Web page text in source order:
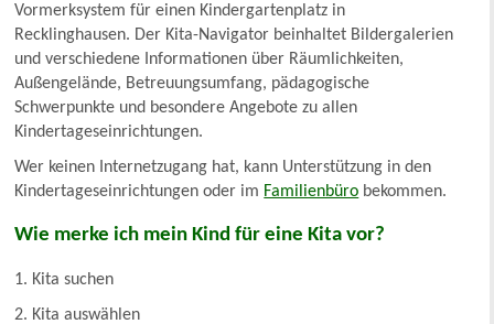
Vormerksystem für einen Kindergartenplatz in
Recklinghausen. Der Kita-Navigator beinhaltet Bildergalerien
und verschiedene Informationen über Räumlichkeiten,
Außengelände, Betreuungsumfang, pädagogische
Schwerpunkte und besondere Angebote zu allen
Kindertageseinrichtungen.
Wer keinen Internetzugang hat, kann Unterstützung in den
Kindertageseinrichtungen oder im Familienbüro bekommen.
Wie merke ich mein Kind für eine Kita vor?
1. Kita suchen
2. Kita auswählen